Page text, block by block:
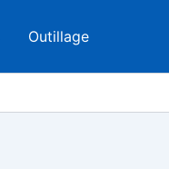
Outillage